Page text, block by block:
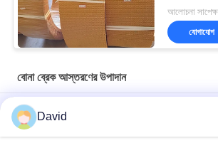
আলোচনা
যোগাযোগ
বোনা ব্রেক আস্তরণের উপাদান
মুরিং উইঞ্চ বোনা ব্রেক লাইনিং অটোমোটিভ ব্রেক লাইনিং উপাদান
কাস্টমাইজড অ অ্যাসবেস্টস বোনা ব্রেক আস্তরণের উপাদান
David